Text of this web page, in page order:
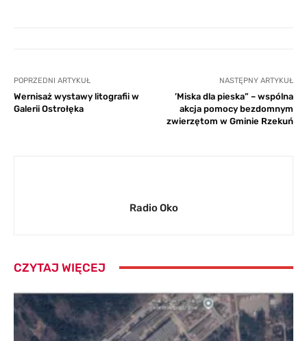
POPRZEDNI ARTYKUŁ
Wernisaż wystawy litografii w
Galerii Ostrołęka
NASTĘPNY ARTYKUŁ
’Miska dla pieska” – wspólna
akcja pomocy bezdomnym
zwierzętom w Gminie Rzekuń
Radio Oko
CZYTAJ WIĘCEJ